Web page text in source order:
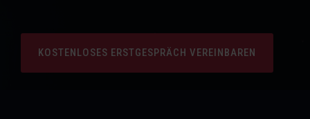
KOSTENLOSES ERSTGESPRÄCH VEREINBAREN